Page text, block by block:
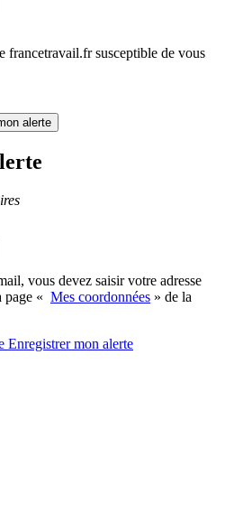
francetravail.fr susceptible de vous
alerte
vous devez saisir votre adresse
page « Mes coordonnées » de la
Enregistrermon alerte